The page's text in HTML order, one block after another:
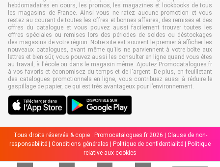
hebdomadaires en cours, les promos, les magazines et lookbooks de tous
les magasins de France. Ainsi vous ne ratez aucune promotion et vous
restez au courant de toutes les offres et bonnes affaires, des remises et des
offres du catalogue et vous pouvez aussi facilement trouver toutes les
offres spéciales ou remises lors des périodes de soldes ou déstockages
des magasins de votre région. Notre site est souvent le premier à afficher les
nouveaux catalogues, avant même qu'ils ne parviennent à votre boîte aux
lettres et bien sûr, vous pouvez aussi les consulter en ligne quand vous êtes
au travail, à l'école ou dans le magasin même. Ajoutez Promocatalogues.fr
à vos favoris et économisez du temps et de l'argent. De plus, en feuilletant
des catalogues promotionnels en ligne, vous contribuez aussi à réduire le
gaspillage de papier, ce qui est très avantageux pour l’environnement.
Tous droits réservés & copie : Promocatalogues.fr 2026 | Clause de non-
responsabilité
Conditions générales Politique de confidentialité
Politique
relative aux cookies